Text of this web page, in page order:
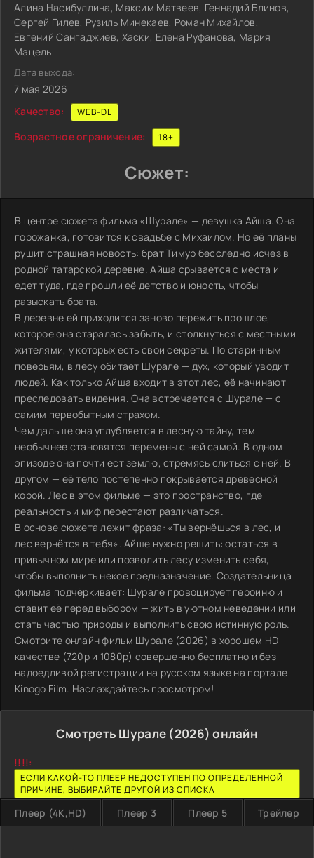
Алина Насибуллина, Максим Матвеев, Геннадий Блинов,
Сергей Гилев, Рузиль Минекаев, Роман Михайлов,
Евгений Сангаджиев, Хаски, Елена Руфанова, Мария
Мацель
Дата выхода:
7 мая 2026
Качество:
WEB-DL
Возрастное ограничение: 18+
Сюжет:
В центре сюжета фильма «Шурале» — девушка Айша. Она
горожанка, готовится к свадьбе с Михаилом. Но её планы
рушит страшная новость: брат Тимур бесследно исчез в
родной татарской деревне. Айша срывается с места и
едет туда, где прошли её детство и юность, чтобы
разыскать брата.
В деревне ей приходится заново пережить прошлое,
которое она старалась забыть, и столкнуться с местными
жителями, у которых есть свои секреты. По старинным
поверьям, в лесу обитает Шурале — дух, который уводит
людей. Как только Айша входит в этот лес, её начинают
преследовать видения. Она встречается с Шурале — с
самим первобытным страхом.
Чем дальше она углубляется в лесную тайну, тем
необычнее становятся перемены с ней самой. В одном
эпизоде она почти ест землю, стремясь слиться с ней. В
другом — её тело постепенно покрывается древесной
корой. Лес в этом фильме — это пространство, где
реальность и миф перестают различаться.
В основе сюжета лежит фраза: «Ты вернёшься в лес, и
лес вернётся в тебя». Айше нужно решить: остаться в
привычном мире или позволить лесу изменить себя,
чтобы выполнить некое предназначение. Создательница
фильма подчёркивает: Шурале провоцирует героиню и
ставит её перед выбором — жить в уютном неведении или
стать частью природы и выполнить свою истинную роль.
Смотрите онлайн фильм Шурале (2026) в хорошем HD
качестве (720p и 1080p) совершенно бесплатно и без
надоедливой регистрации на русском языке на портале
Kinogo Film. Наслаждайтесь просмотром!
Смотреть Шурале (2026) онлайн
!!!!:
ЕСЛИ КАКОЙ-ТО ПЛЕЕР НЕДОСТУПЕН ПО ОПРЕДЕЛЕННОЙ
ПРИЧИНЕ, ВЫБИРАЙТЕ ДРУГОЙ ИЗ СПИСКА
Плеер (4K,HD) Плеер 3 Плеер 5 Трейлер